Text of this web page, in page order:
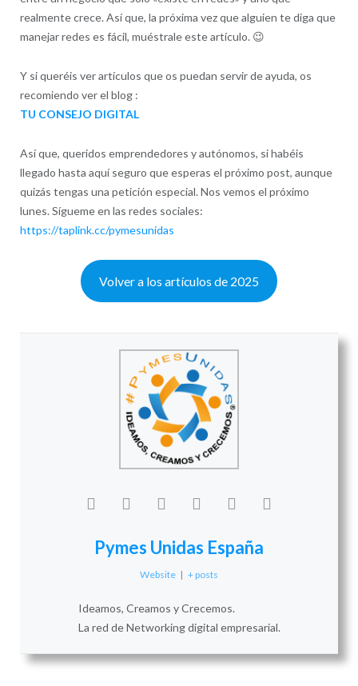
realmente crece. Así que, la próxima vez que alguien te diga que
manejar redes es fácil, muéstrale este artículo. 😉
Y si queréis ver artículos que os puedan servir de ayuda, os
recomiendo ver el blog :
TU CONSEJO DIGITAL
Así que, queridos emprendedores y autónomos, si habéis
llegado hasta aquí seguro que esperas el próximo post, aunque
quizás tengas una petición especial. Nos vemos el próximo
lunes. Sígueme en las redes sociales:
https://taplink.cc/pymesunidas
Volver a los artículos de 2025
Pymes Unidas España
Website | + posts
Ideamos, Creamos y Crecemos.
La red de Networking digital empresarial.